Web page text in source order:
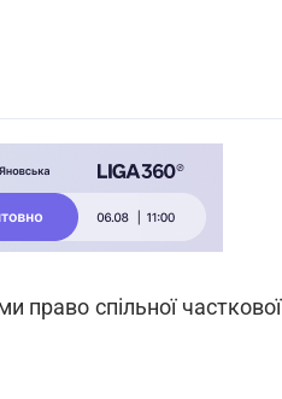
право спільної часткової